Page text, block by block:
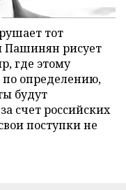
тот
Пашинян рисует
где этому
определению,
будут
счет российских
поступки не